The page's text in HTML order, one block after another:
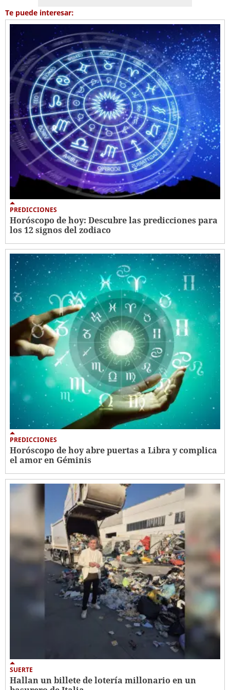
Te puede interesar:
PREDICCIONES
Horóscopo de hoy: Descubre las predicciones para
los 12 signos del zodiaco
PREDICCIONES
Horóscopo de hoy abre puertas a Libra y complica
el amor en Géminis
SUERTE
Hallan un billete de lotería millonario en un